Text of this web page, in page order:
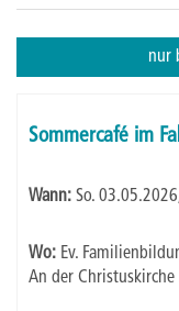
nur
Tabellenüberschriften
werden.
Sommercafé im
Wann: So.
Wo: Ev.
An der